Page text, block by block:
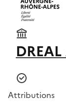
Attributions